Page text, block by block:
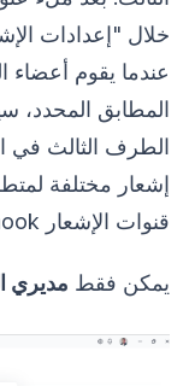
خلال "إعدادات
عندما يقوم أعضاء
المطابق المحدد،
الطرف الثالث في
إشعار مختلفة
قنوات الإشعار Enterprise Webhook وJenkins.
يمكن فقط مديري